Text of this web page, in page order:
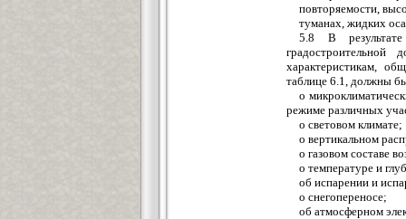
повторяемости,
туманах, жидких
5.8 В результате
градостроительной
характеристикам,
таблице 6.1, должны
о
режиме различных
о световом климате;
о вертикальном
о газовом составе
о температуре и
об испарении и
о снегопереносе;
об атмосферном